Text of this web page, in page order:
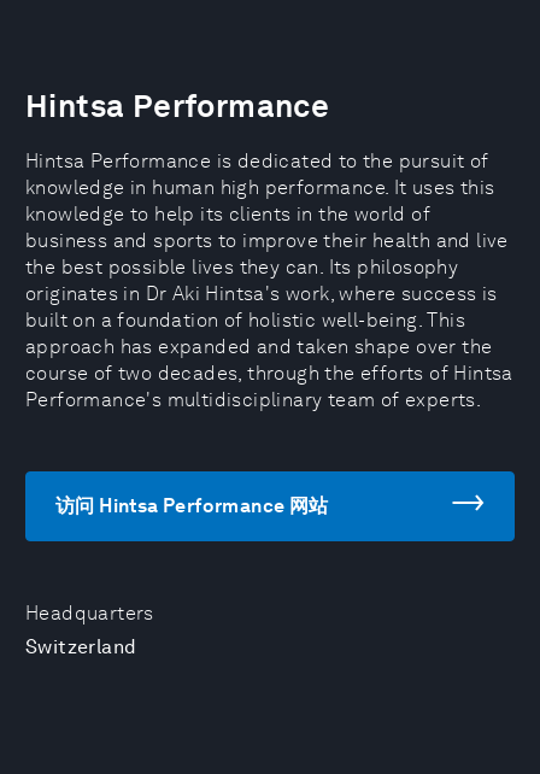
Headquarters
Switzerland
Hintsa Performance
Hintsa Performance is dedicated to the pursuit of
knowledge in human high performance. It uses this
knowledge to help its clients in the world of
business and sports to improve their health and live
the best possible lives they can. Its philosophy
originates in Dr Aki Hintsa's work, where success is
built on a foundation of holistic well-being. This
approach has expanded and taken shape over the
course of two decades, through the efforts of Hintsa
Performance's multidisciplinary team of experts.
访问 Hintsa Performance 网站